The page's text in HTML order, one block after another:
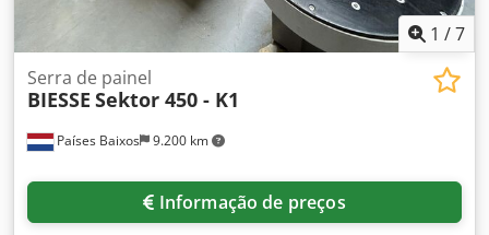
1 /7
Países Baixos 9.200 km
Serra de painel
BIESSE Sektor 450 - K1
Informação de preços